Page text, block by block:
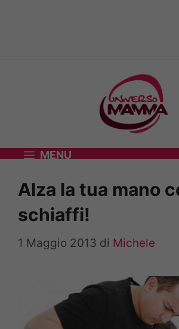
MENU
Alza la tua mano
schiaffi!
1 Maggio 2013 di Michele